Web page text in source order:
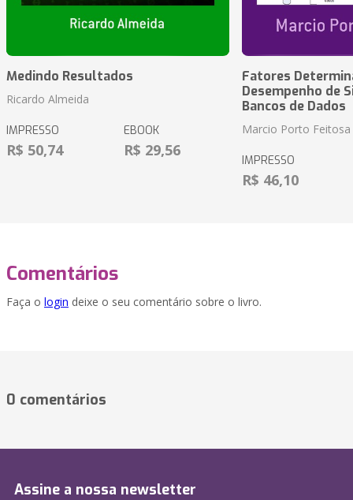
Medindo Resultados
Ricardo Almeida
IMPRESSO
R$ 50,74
EBOOK
R$ 29,56
Fatores
Desempenho de
Bancos de Dados
Marcio Porto Feitosa
IMPRESSO
R$ 46,10
Comentários
Faça o login deixe o seu comentário sobre o livro.
0 comentários
Assine a nossa newsletter